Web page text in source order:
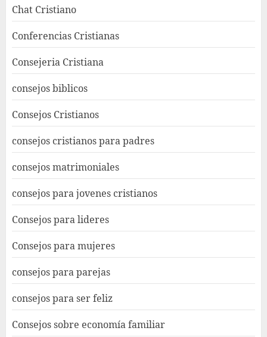
Chat Cristiano
Conferencias Cristianas
Consejeria Cristiana
consejos biblicos
Consejos Cristianos
consejos cristianos para padres
consejos matrimoniales
consejos para jovenes cristianos
Consejos para lideres
Consejos para mujeres
consejos para parejas
consejos para ser feliz
Consejos sobre economía familiar